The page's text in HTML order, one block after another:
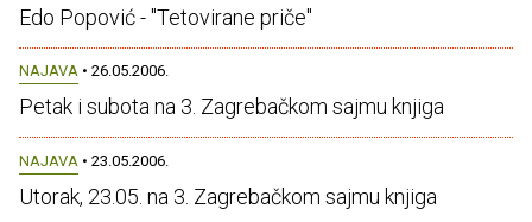
Edo Popović - "Tetovirane priče"
NAJAVA • 26.05.2006.
Petak i subota na 3. Zagrebačkom sajmu knjiga
NAJAVA • 23.05.2006.
Utorak, 23.05. na 3. Zagrebačkom sajmu knjiga